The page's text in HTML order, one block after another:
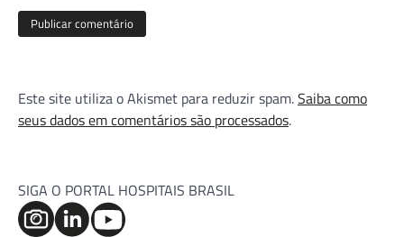
Este site utiliza o Akismet para reduzir spam.Saiba como
seus dados em comentários são processados.
SIGA O PORTAL HOSPITAIS BRASIL